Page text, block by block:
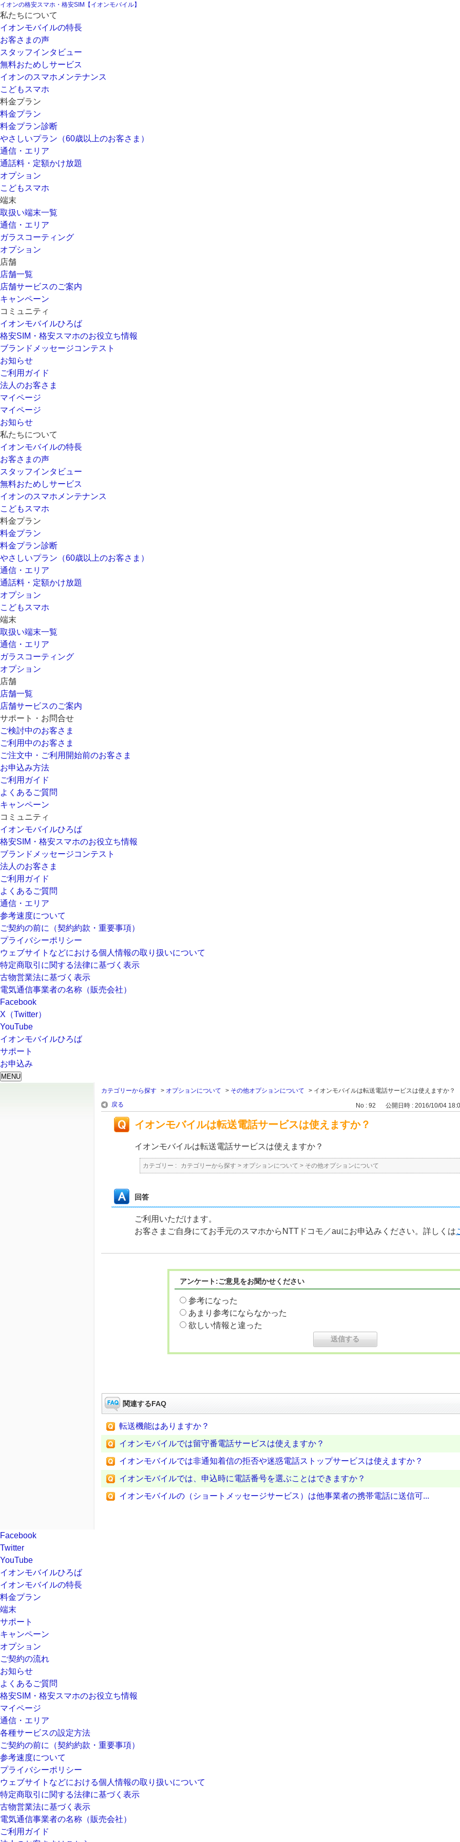
イオンの格安スマホ・格安SIM【イオンモバイル】
私たちについて
イオンモバイルの特長
お客さまの声
スタッフインタビュー
無料おためしサービス
イオンのスマホメンテナンス
こどもスマホ
料金プラン
料金プラン
料金プラン診断
やさしいプラン（60歳以上のお客さま）
通信・エリア
通話料・定額かけ放題
オプション
こどもスマホ
端末
取扱い端末一覧
通信・エリア
ガラスコーティング
オプション
店舗
店舗一覧
店舗サービスのご案内
キャンペーン
コミュニティ
イオンモバイルひろば
格安SIM・格安スマホのお役立ち情報
ブランドメッセージコンテスト
お知らせ
ご利用ガイド
法人のお客さま
マイページ
マイページ
お知らせ
私たちについて
イオンモバイルの特長
お客さまの声
スタッフインタビュー
無料おためしサービス
イオンのスマホメンテナンス
こどもスマホ
料金プラン
料金プラン
料金プラン診断
やさしいプラン（60歳以上のお客さま）
通信・エリア
通話料・定額かけ放題
オプション
こどもスマホ
端末
取扱い端末一覧
通信・エリア
ガラスコーティング
オプション
店舗
店舗一覧
店舗サービスのご案内
サポート・お問合せ
ご検討中のお客さま
ご利用中のお客さま
ご注文中・ご利用開始前のお客さま
お申込み方法
ご利用ガイド
よくあるご質問
キャンペーン
コミュニティ
イオンモバイルひろば
格安SIM・格安スマホのお役立ち情報
ブランドメッセージコンテスト
法人のお客さま
ご利用ガイド
よくあるご質問
通信・エリア
参考速度について
ご契約の前に（契約約款・重要事項）
プライバシーポリシー
ウェブサイトなどにおける個人情報の取り扱いについて
特定商取引に関する法律に基づく表示
古物営業法に基づく表示
電気通信事業者の名称（販売会社）
Facebook
X（Twitter）
YouTube
イオンモバイルひろば
サポート
お申込み
MENU
カテゴリーから探す > オプションについて > その他オプションについて > イオンモバイルは転送電話サービスは使えますか？
戻る
No : 92 公開日時 : 2016/10/04
イオンモバイルは転送電話サービスは使えますか？
イオンモバイルは転送電話サービスは使えますか？
カテゴリー : カテゴリーから探す > オプションについて > その他オプションについて
回答
ご利用いただけます。
お客さまご自身にてお手元のスマホからNTTドコモ／auにお申込みください。詳しくは
アンケート:ご意見をお聞かせください
参考になった
あまり参考にならなかった
欲しい情報と違った
関連するFAQ
転送機能はありますか？
イオンモバイルでは留守番電話サービスは使えますか？
イオンモバイルでは非通知着信の拒否や迷惑電話ストップサービスは使えますか？
イオンモバイルでは、申込時に電話番号を選ぶことはできますか？
イオンモバイルの（ショートメッセージサービス）は他事業者の携帯電話に送信可...
Facebook
Twitter
YouTube
イオンモバイルひろば
イオンモバイルの特長
料金プラン
端末
サポート
キャンペーン
オプション
ご契約の流れ
お知らせ
よくあるご質問
格安SIM・格安スマホのお役立ち情報
マイページ
通信・エリア
各種サービスの設定方法
ご契約の前に（契約約款・重要事項）
参考速度について
プライバシーポリシー
ウェブサイトなどにおける個人情報の取り扱いについて
特定商取引に関する法律に基づく表示
古物営業法に基づく表示
電気通信事業者の名称（販売会社）
ご利用ガイド